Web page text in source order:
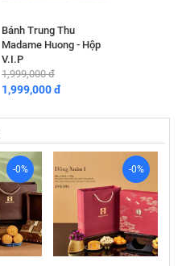
Bánh Trung Thu
Madame Huong - Hộp
V.I.P
1,999,000 đ
1,999,000 đ
-0% -0%